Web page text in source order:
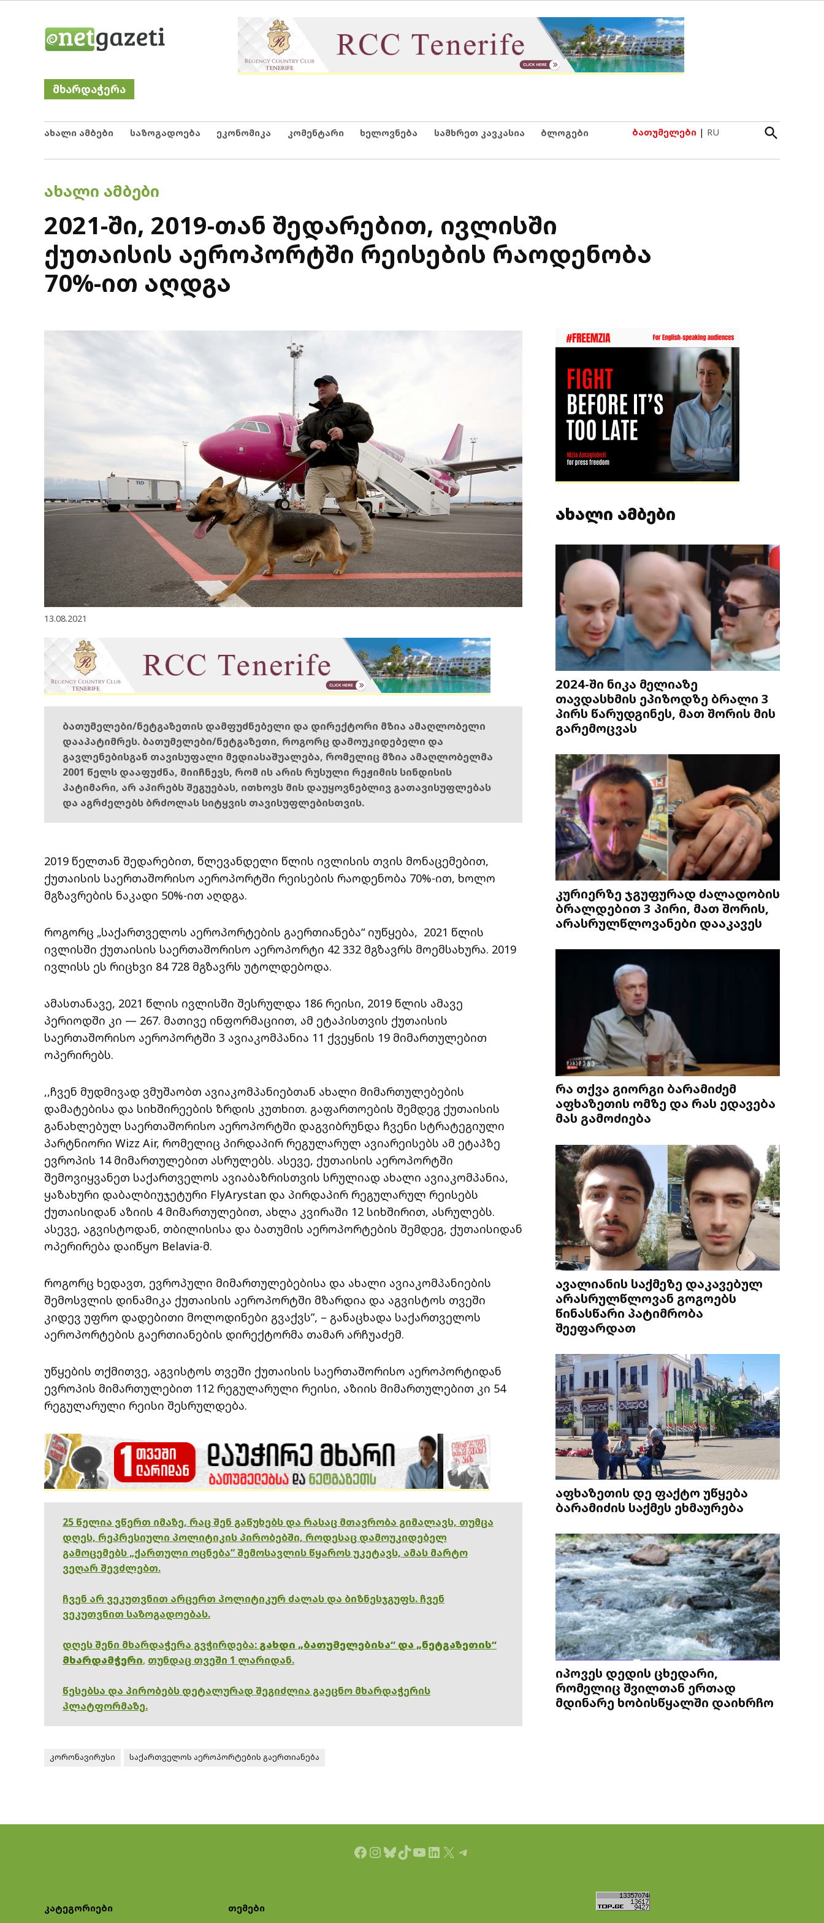
Netgazeti
მხარდაჭერა
ახალი ამბები საზოგადოება ეკონომიკა კომენტარი ხელოვნება სამხრეთ კავკასია ბლოგები ბათუმელები | RU
Open
Search
POSTED
ᲐᲮᲐᲚᲘ ᲐᲛᲑᲔᲑᲘ
2021-ში, 2019-თან შედარებით, ივლისში
ქუთაისის აეროპორტში რეისების რაოდენობა
70%-ით აღდგა
13.08.2021
ბათუმელები/ნეტგაზეთის დამფუძნებელი და დირექტორი მზია ამაღლობელი
დააპატიმრეს. ბათუმელები/ნეტგაზეთი, როგორც დამოუკიდებელი და
გავლენებისგან თავისუფალი მედიასაშუალება, რომელიც მზია ამაღლობელმა
2001 წელს დააფუძნა, მიიჩნევს, რომ ის არის რუსული რეჟიმის სინდისის
პატიმარი, არ აპირებს შეგუებას, ითხოვს მის დაუყოვნებლივ გათავისუფლებას
და აგრძელებს ბრძოლას სიტყვის თავისუფლებისთვის.
2019 წელთან შედარებით, წლევანდელი წლის ივლისის თვის მონაცემებით,
ქუთაისის საერთაშორისო აეროპორტში რეისების რაოდენობა 70%-ით, ხოლო
მგზავრების ნაკადი 50%-ით აღდგა.
როგორც „საქართველოს აეროპორტების გაერთიანება“ იუწყება, 2021 წლის
ივლისში ქუთაისის საერთაშორისო აეროპორტი 42 332 მგზავრს მოემსახურა. 2019
ივლისს ეს რიცხვი 84 728 მგზავრს უტოლდებოდა.
ამასთანავე, 2021 წლის ივლისში შესრულდა 186 რეისი, 2019 წლის ამავე
პერიოდში კი — 267. მათივე ინფორმაციით, ამ ეტაპისთვის ქუთაისის
საერთაშორისო აეროპორტში 3 ავიაკომპანია 11 ქვეყნის 19 მიმართულებით
ოპერირებს.
,,ჩვენ მუდმივად ვმუშაობთ ავიაკომპანიებთან ახალი მიმართულებების
დამატებისა და სიხშირეების ზრდის კუთხით. გაფართოების შემდეგ ქუთაისის
განახლებულ საერთაშორისო აეროპორტში დაგვიბრუნდა ჩვენი სტრატეგიული
პარტნიორი Wizz Air, რომელიც პირდაპირ რეგულარულ ავიარეისებს ამ ეტაპზე
ევროპის 14 მიმართულებით ასრულებს. ასევე, ქუთაისის აეროპორტში
შემოვიყვანეთ საქართველოს ავიაბაზრისთვის სრულიად ახალი ავიაკომპანია,
ყაზახური დაბალბიუჯეტური FlyArystan და პირდაპირ რეგულარულ რეისებს
ქუთაისიდან აზიის 4 მიმართულებით, ახლა კვირაში 12 სიხშირით, ასრულებს.
ასევე, აგვისტოდან, თბილისისა და ბათუმის აეროპორტების შემდეგ, ქუთაისიდან
ოპერირება დაიწყო Belavia-მ.
როგორც ხედავთ, ევროპული მიმართულებებისა და ახალი ავიაკომპანიების
შემოსვლის დინამიკა ქუთაისის აეროპორტში მზარდია და აგვისტოს თვეში
კიდევ უფრო დადებითი მოლოდინები გვაქვს”, – განაცხადა საქართველოს
აეროპორტების გაერთიანების დირექტორმა თამარ არჩუაძემ.
უწყების თქმითვე, აგვისტოს თვეში ქუთაისის საერთაშორისო აეროპორტიდან
ევროპის მიმართულებით 112 რეგულარული რეისი, აზიის მიმართულებით კი 54
რეგულარული რეისი შესრულდება.
25 წელია ვწერთ იმაზე, რაც შენ გაწუხებს და რასაც მთავრობა გიმალავს, თუმცა
დღეს, რეპრესიული პოლიტიკის პირობებში, როდესაც დამოუკიდებელ
გამოცემებს „ქართული ოცნება“ შემოსავლის წყაროს უკეტავს, ამას მარტო
ვეღარ შევძლებთ.
ჩვენ არ ვეკუთვნით არცერთ პოლიტიკურ ძალას და ბიზნესჯგუფს. ჩვენ
ვეკუთვნით საზოგადოებას.
დღეს შენი მხარდაჭერა გვჭირდება: გახდი „ბათუმელებისა“ და „ნეტგაზეთის“
მხარდამჭერი, თუნდაც თვეში 1 ლარიდან.
წესებსა და პირობებს დეტალურად შეგიძლია გაეცნო მხარდაჭერის
პლატფორმაზე.
კორონავირუსი საქართველოს აეროპორტების გაერთიანება
ახალი ამბები
2024-ში ნიკა მელიაზე
თავდასხმის ეპიზოდზე ბრალი 3
პირს წარუდგინეს, მათ შორის მის
გარემოცვას
კურიერზე ჯგუფურად ძალადობის
ბრალდებით 3 პირი, მათ შორის,
არასრულწლოვანები დააკავეს
რა თქვა გიორგი ბარამიძემ
აფხაზეთის ომზე და რას ედავება
მას გამოძიება
ავალიანის საქმეზე დაკავებულ
არასრულწლოვან გოგოებს
წინასწარი პატიმრობა
შეეფარდათ
აფხაზეთის დე ფაქტო უწყება
ბარამიძის საქმეს ეხმაურება
იპოვეს დედის ცხედარი,
რომელიც შვილთან ერთად
მდინარე ხობისწყალში დაიხრჩო
Facebook
Instagram
Bluesky
TikTok
YouTube
LinkedIn
X Telegram
კატეგორიები თემები